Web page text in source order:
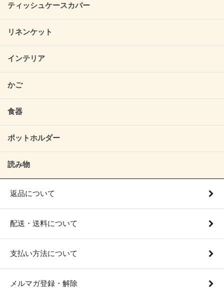
ティッシュケースカバー
リネンケット
インテリア
かご
食器
ポットホルダー
読み物
返品について
配送・送料について
支払い方法について
メルマガ登録・解除